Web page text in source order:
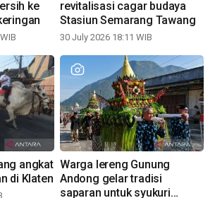
ke
revitalisasi cagar budaya
Stasiun Semarang Tawang
30 July 2026 18:11 WIB
angkat
di Klaten
Warga lereng Gunung
Andong gelar tradisi
saparan untuk syukuri